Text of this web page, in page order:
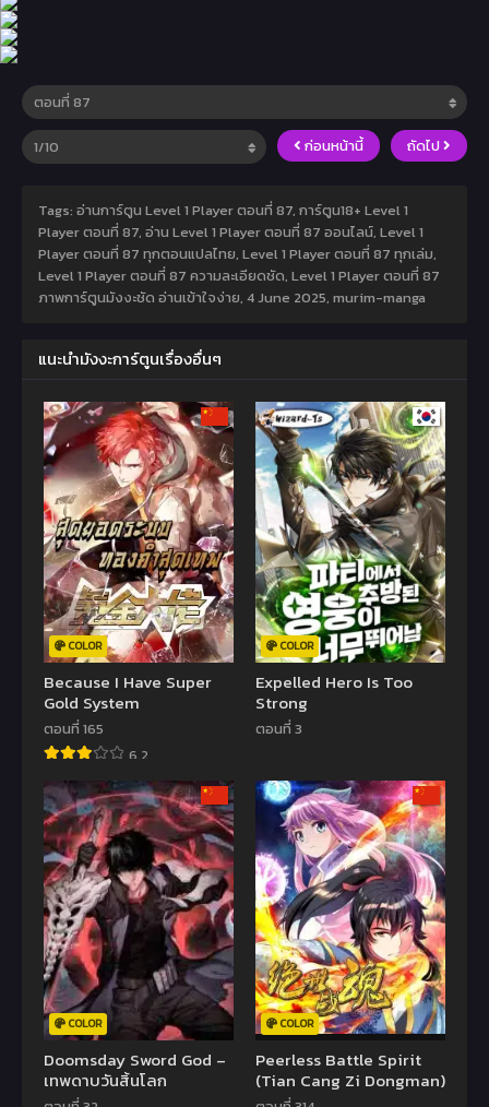
ก่อนหน้านี้ ถัดไป
Tags: อ่านการ์ตูน Level 1 Player ตอนที่ 87, การ์ตูน18+ Level 1
Player ตอนที่ 87, อ่าน Level 1 Player ตอนที่ 87 ออนไลน์, Level 1
Player ตอนที่ 87 ทุกตอนแปลไทย, Level 1 Player ตอนที่ 87 ทุกเล่ม,
Level 1 Player ตอนที่ 87 ความละเอียดชัด, Level 1 Player ตอนที่ 87
ภาพการ์ตูนมังงะชัด อ่านเข้าใจง่าย, 4 June 2025, murim-manga
แนะนำมังงะการ์ตูนเรื่องอื่นๆ
COLOR
Because I Have Super
Gold System
ตอนที่ 165
6.2
COLOR
Expelled Hero Is Too
Strong
ตอนที่ 3
COLOR
Doomsday Sword God –
เทพดาบวันสิ้นโลก
COLOR
Peerless Battle Spirit
(Tian Cang Zi Dongman)